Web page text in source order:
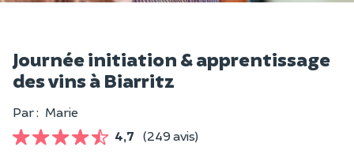
Journée initiation & apprentissage
des vins à Biarritz
Par : Marie
4,7
(249 avis)